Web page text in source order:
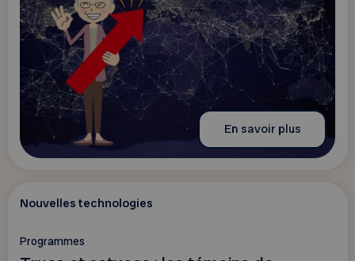
En savoir plus
Nouvelles technologies
Programmes